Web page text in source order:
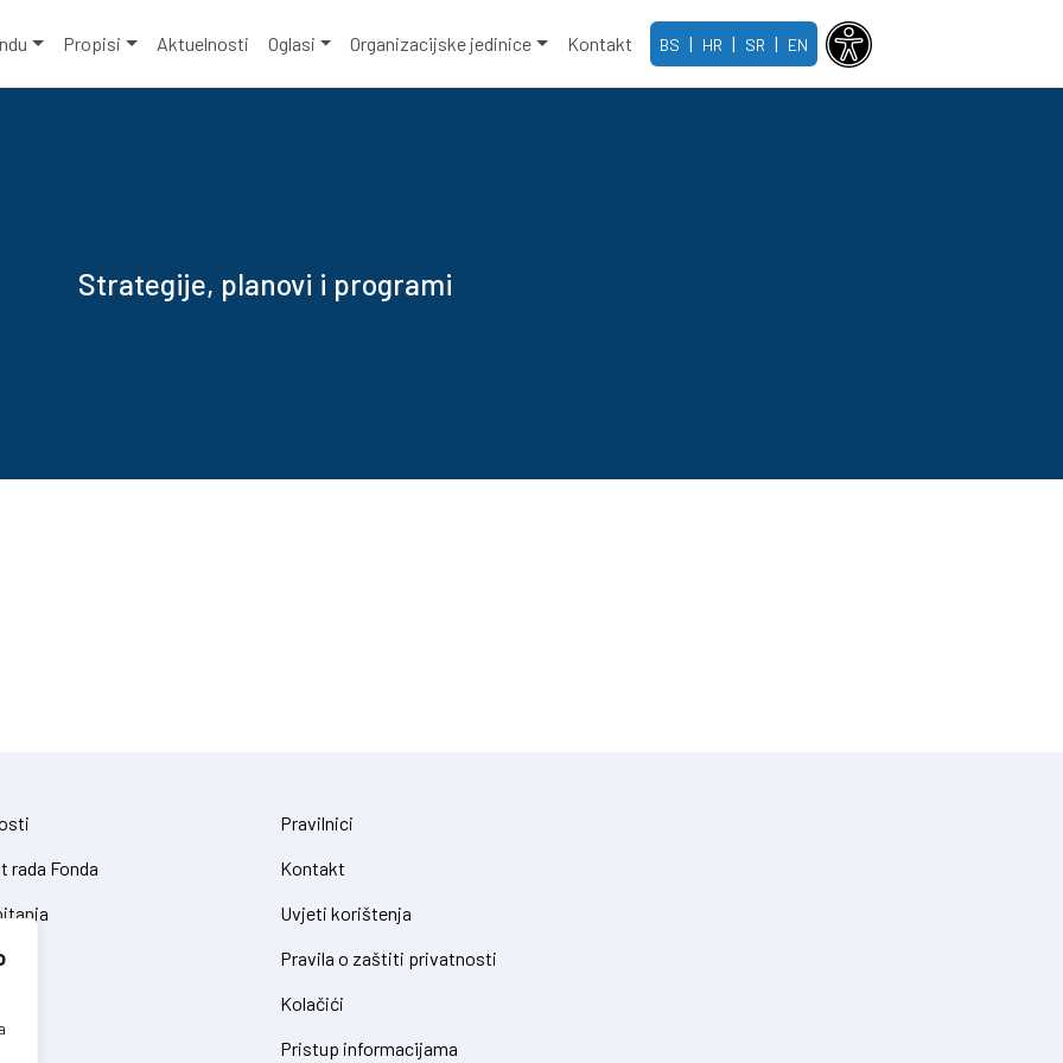
Propisi Aktuelnosti Oglasi Organizacijske jedinice Kontakt BS | HR | SR | EN
Strategije, planovi i programi
rada Fonda
Pravilnici
Kontakt
Uvjeti korištenja
Pravila o zaštiti privatnosti
Kolačići
Pristup informacijama